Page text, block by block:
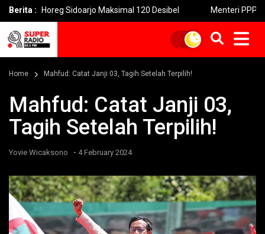
Berita :
Sidoarjo Maksimal 120 Desibel Menteri PPPA: Festival
Home Mahfud: Catat Janji 03, Tagih Setelah Terpilih!
Mahfud: Catat Janji 03,
Tagih Setelah Terpilih!
Yovie Wicaksono - 4 February 2024